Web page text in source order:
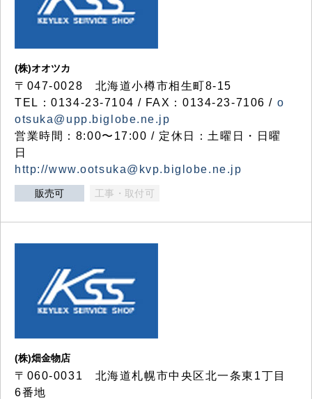
(株)オオツカ
〒047-0028 北海道小樽市相生町8-15
TEL：0134-23-7104 / FAX：0134-23-7106 / o
otsuka@upp.biglobe.ne.jp
営業時間：8:00〜17:00 / 定休日：土曜日・日曜
日
http://www.ootsuka@kvp.biglobe.ne.jp
販売可 工事・取付可
(株)畑金物店
〒060-0031 北海道札幌市中央区北一条東1丁目
6番地